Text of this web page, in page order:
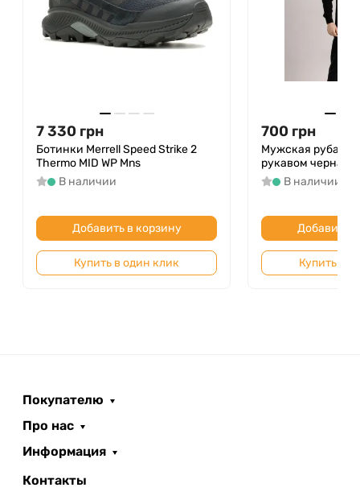
7 330 грн
Ботинки Merrell Speed Strike 2
Thermo MID WP Mns
В наличии
Добавить в корзину
Купить в один клик
700 грн
Мужская
рукавом черная
В наличии
Добавить
Купить в
Покупателю
Про нас
Информация
Контакты